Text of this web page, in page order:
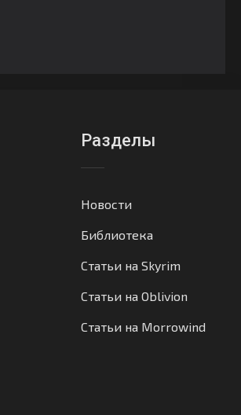
Разделы
Новости
Библиотека
Статьи на Skyrim
Статьи на Oblivion
Статьи на Morrowind